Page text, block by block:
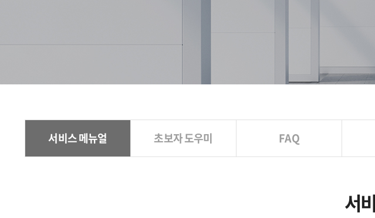
서비스 메뉴얼 초보자 도우미 FAQ
서